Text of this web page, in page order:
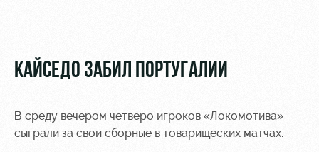
РЖД
Локо
Информация
КАЙСЕДО ЗАБИЛ ПОРТУГАЛИИ
В среду вечером четверо игроков «Локомотива»
сыграли за свои сборные в товарищеских матчах.